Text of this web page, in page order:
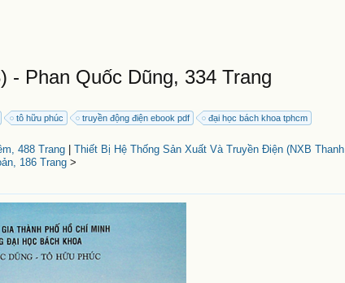
Phan Quốc Dũng, 334 Trang
tô hữu phúc truyền động điện ebook pdf đại học bách khoa tphcm
488 Trang| Thiết Bị Hệ Thống Sản Xuất Và Truyền Điện (NXB Thanh
186 Trang>